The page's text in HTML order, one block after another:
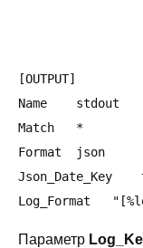
[OUTPUT]
Name    stdout
Match   *
Format  json
Json_Date_Key
Параметр